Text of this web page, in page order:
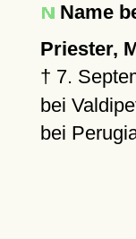
Name
Priester,
† 7.
bei
bei